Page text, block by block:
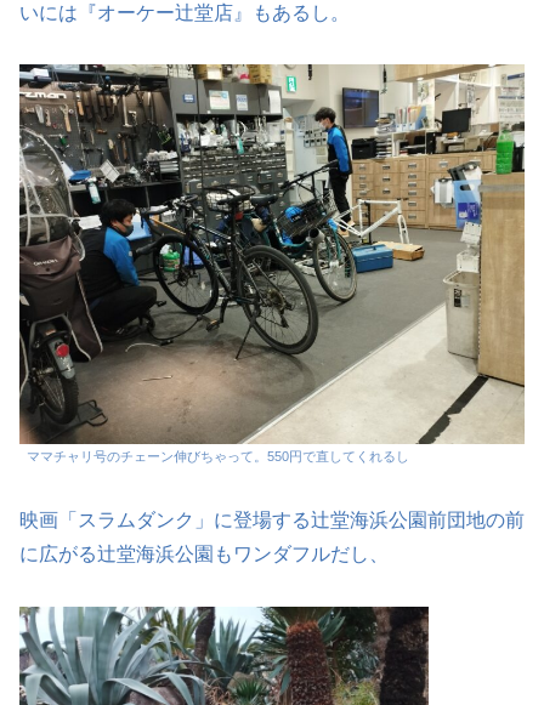
いには『オーケー辻堂店』もあるし。
ママチャリ号のチェーン伸びちゃって。550円で直してくれるし
映画「スラムダンク」に登場する辻堂海浜公園前団地の前
に広がる辻堂海浜公園もワンダフルだし、